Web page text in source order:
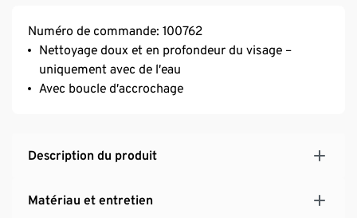
Numéro de commande: 100762
Nettoyage doux et en profondeur du visage –
uniquement avec de l’eau
Avec boucle d’accrochage
Description du produit
Matériau et entretien